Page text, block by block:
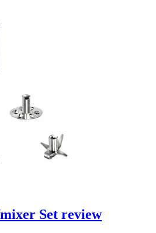
Set review